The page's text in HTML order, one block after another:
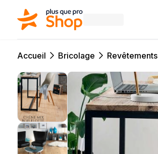
Accueil Bricolage Revêtements